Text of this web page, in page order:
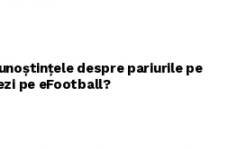
despre pariurile pe
pe eFootball?